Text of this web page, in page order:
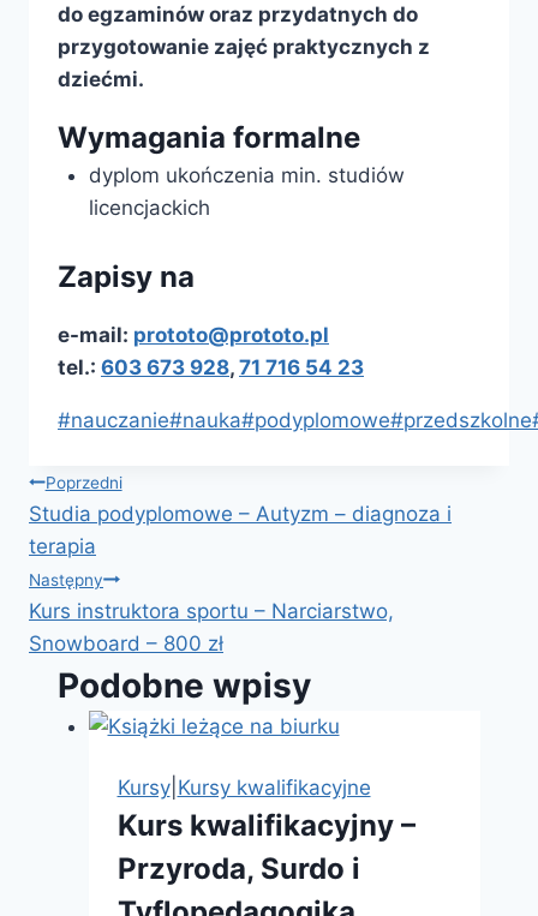
do egzaminów oraz przydatnych do
przygotowanie zajęć praktycznych z
dziećmi.
Wymagania formalne
dyplom ukończenia min. studiów
licencjackich
Zapisy na
e-mail: prototo@prototo.pl
tel.: 603 673 928, 71 716 54 23
Tagi
#nauczanie#nauka#podyplomowe#przedszkolne
Nawigacja
wpisu
Poprzedni
Studia podyplomowe – Autyzm – diagnoza i
terapia
Następny
Kurs instruktora sportu – Narciarstwo,
Snowboard – 800 zł
Podobne wpisy
Kursy| Kursy kwalifikacyjne
Kurs kwalifikacyjny –
Przyroda, Surdo i